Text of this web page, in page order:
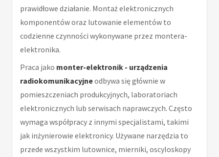
prawidłowe działanie. Montaż elektronicznych
komponentów oraz lutowanie elementów to
codzienne czynności wykonywane przez montera-
elektronika.
Praca jako monter-elektronik - urządzenia
radiokomunikacyjneodbywa się głównie w
pomieszczeniach produkcyjnych, laboratoriach
elektronicznych lub serwisach naprawczych. Często
wymaga współpracy z innymi specjalistami, takimi
jak inżynierowie elektronicy. Używane narzędzia to
przede wszystkim lutownice, mierniki, oscyloskopy